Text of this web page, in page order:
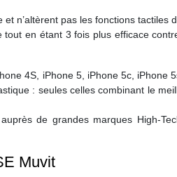
n’altèrent pas les fonctions tactiles
en étant 3 fois plus efficace
4S, iPhone 5, iPhone 5c, iPhone
: seules celles combinant le
de grandes marques High-
Muvit